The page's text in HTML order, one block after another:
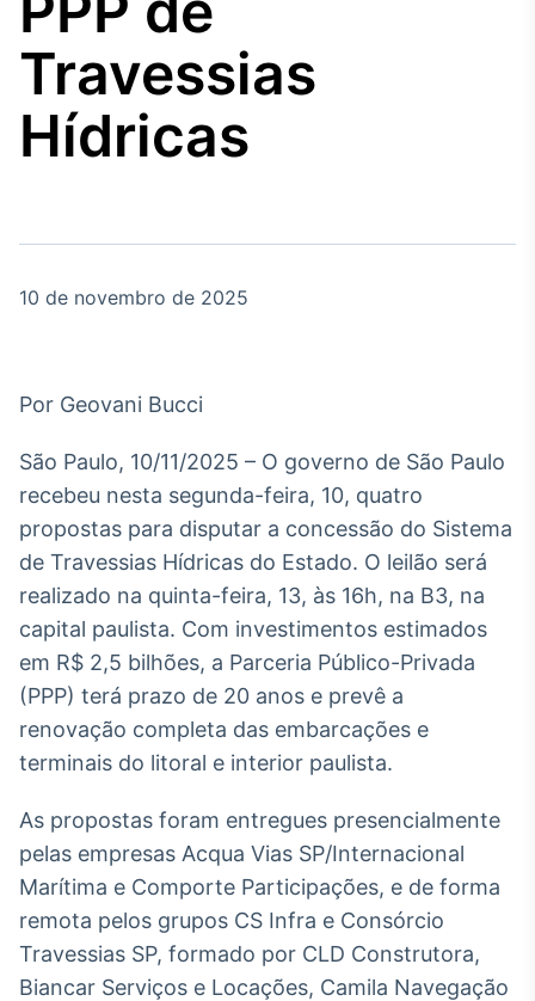
Tudo sobre o
agronegócio
no Brasil
Broadcast
White Label
Plataforma para
conteúdos
personalizados
Soluções de Dados
e Conteúdos
Broadcast
OTC
ativos
Broadcast
Datafeed
APIs para
integração de
Travessias
Hídricas
10 de novembro de 2025
Por Geovani Bucci
São Paulo, 10/11/2025 – O governo de São Paulo
recebeu nesta segunda-feira, 10, quatro
propostas para disputar a concessão do Sistema
de Travessias Hídricas do Estado. O leilão será
realizado na quinta-feira, 13, às 16h, na B3, na
capital paulista. Com investimentos estimados
em R$ 2,5 bilhões, a Parceria Público-Privada
(PPP) terá prazo de 20 anos e prevê a
renovação completa das embarcações e
terminais do litoral e interior paulista.
As propostas foram entregues presencialmente
pelas empresas Acqua Vias SP/Internacional
Marítima e Comporte Participações, e de forma
remota pelos grupos CS Infra e Consórcio
Travessias SP, formado por CLD Construtora,
Biancar Serviços e Locações, Camila Navegação